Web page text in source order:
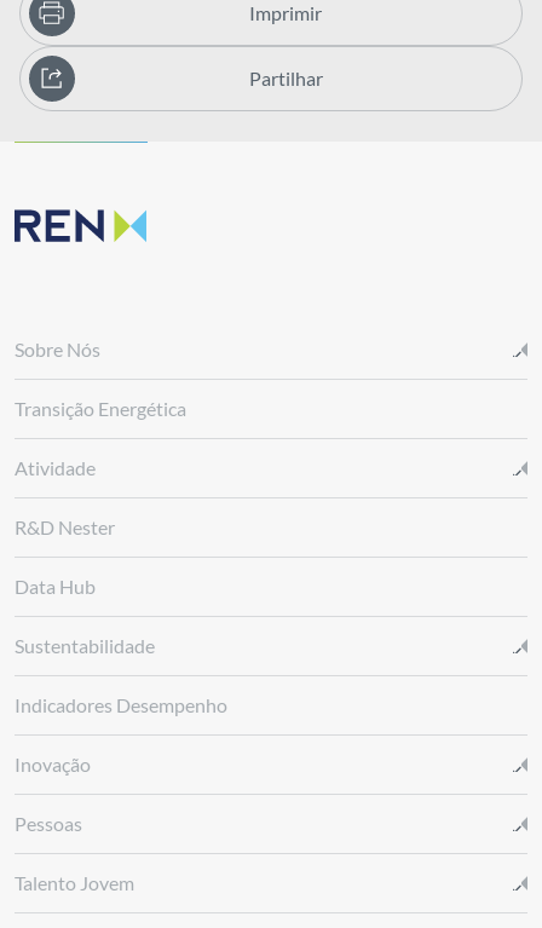
Imprimir
Partilhar
Sobre Nós
Transição Energética
Atividade
R&D Nester
Data Hub
Sustentabilidade
Indicadores Desempenho
Inovação
Pessoas
Talento Jovem